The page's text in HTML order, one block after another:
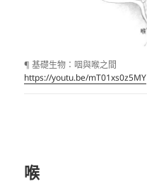
¶ 基礎生物：咽與喉之間
https://youtu.be/mT01xs0z5MY
喉